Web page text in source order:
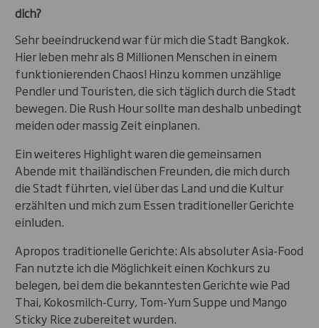
dich?
Sehr beeindruckend war für mich die Stadt Bangkok.
Hier leben mehr als 8 Millionen Menschen in einem
funktionierenden Chaos! Hinzu kommen unzählige
Pendler und Touristen, die sich täglich durch die Stadt
bewegen. Die Rush Hour sollte man deshalb unbedingt
meiden oder massig Zeit einplanen.
Ein weiteres Highlight waren die gemeinsamen
Abende mit thailändischen Freunden, die mich durch
die Stadt führten, viel über das Land und die Kultur
erzählten und mich zum Essen traditioneller Gerichte
einluden.
Apropos traditionelle Gerichte: Als absoluter Asia-Food
Fan nutzte ich die Möglichkeit einen Kochkurs zu
belegen, bei dem die bekanntesten Gerichte wie Pad
Thai, Kokosmilch-Curry, Tom-Yum Suppe und Mango
Sticky Rice zubereitet wurden.